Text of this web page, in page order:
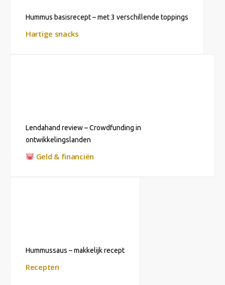
Hummus basisrecept – met 3 verschillende toppings
Hartige snacks
Lendahand review – Crowdfunding in
ontwikkelingslanden
Geld & financiën
Hummussaus – makkelijk recept
Recepten